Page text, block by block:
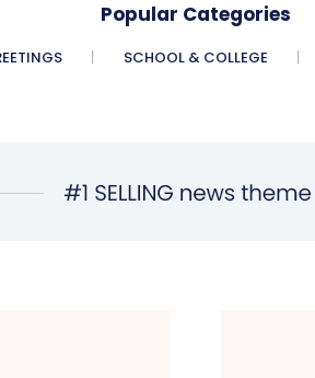
Popular Categories
SCHOOL & COLLEGE